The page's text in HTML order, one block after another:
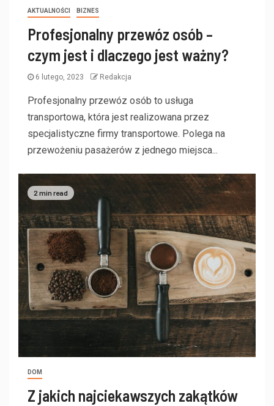
AKTUALNOŚCI BIZNES
Profesjonalny przewóz osób –
czym jest i dlaczego jest ważny?
6 lutego, 2023 Redakcja
Profesjonalny przewóz osób to usługa
transportowa, która jest realizowana przez
specjalistyczne firmy transportowe. Polega na
przewożeniu pasażerów z jednego miejsca...
2 min read
DOM
Z jakich najciekawszych zakątków